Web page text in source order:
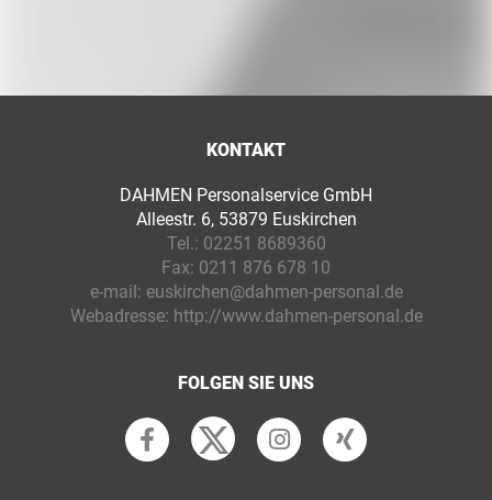
KONTAKT
DAHMEN Personalservice GmbH
Alleestr. 6, 53879 Euskirchen
Tel.: 02251 8689360
Fax: 0211 876 678 10
e-mail: euskirchen@dahmen-personal.de
Webadresse: http://www.dahmen-personal.de
FOLGEN SIE UNS